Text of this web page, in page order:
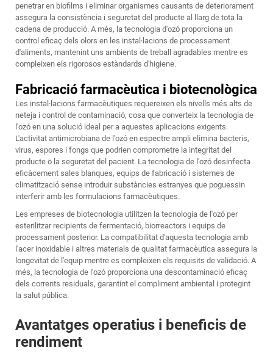
penetrar en biofilms i eliminar organismes causants de deteriorament
assegura la consistència i seguretat del producte al llarg de tota la
cadena de producció. A més, la tecnologia d'ozó proporciona un
control eficaç dels olors en les instal·lacions de processament
d'aliments, mantenint uns ambients de treball agradables mentre es
compleixen els rigorosos estàndards d'higiene.
Fabricació farmacèutica i biotecnològica
Les instal·lacions farmacèutiques requereixen els nivells més alts de
neteja i control de contaminació, cosa que converteix la tecnologia de
l'ozó en una solució ideal per a aquestes aplicacions exigents.
L'activitat antimicrobiana de l'ozó en espectre ampli elimina bacteris,
virus, espores i fongs que podrien comprometre la integritat del
producte o la seguretat del pacient. La tecnologia de l'ozó desinfecta
eficàcement sales blanques, equips de fabricació i sistemes de
climatització sense introduir substàncies estranyes que poguessin
interferir amb les formulacions farmacèutiques.
Les empreses de biotecnologia utilitzen la tecnologia de l'ozó per
esterilitzar recipients de fermentació, biorreactors i equips de
processament posterior. La compatibilitat d'aquesta tecnologia amb
l'acer inoxidable i altres materials de qualitat farmacèutica assegura la
longevitat de l'equip mentre es compleixen els requisits de validació. A
més, la tecnologia de l'ozó proporciona una descontaminació eficaç
dels corrents residuals, garantint el compliment ambiental i protegint
la salut pública.
Avantatges operatius i beneficis de
rendiment